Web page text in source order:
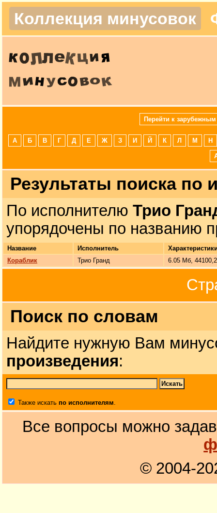
Коллекция минусовок
Перейти к зарубежным
А Б В Г Д Е Ж З И Й К Л М Н
Результаты поиска по
По исполнителю Трио
упорядочены по названию
Название Исполнитель
Кораблик
Трио Гранд 6.05 Мб,
Поиск по словам
Найдите нужную Вам
произведения:
Также искать по исполнителям.
Все вопросы можно
© 2004-